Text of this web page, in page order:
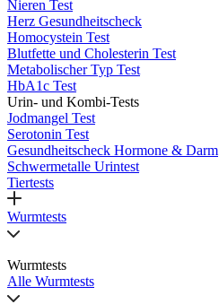
Nieren Test
Herz Gesundheitscheck
Homocystein Test
Blutfette und Cholesterin Test
Metabolischer Typ Test
HbA1c Test
Urin- und Kombi-Tests
Jodmangel Test
Serotonin Test
Gesundheitscheck Hormone & Darm
Schwermetalle Urintest
Tiertests
Wurmtests
Wurmtests
Alle Wurmtests